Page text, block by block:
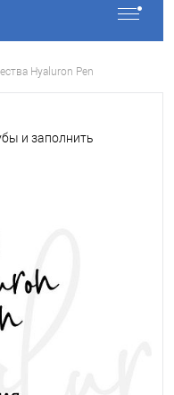
Hyaluron Pen
и заполнить